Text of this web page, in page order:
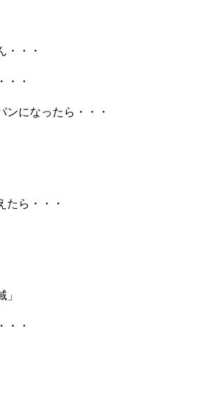
・・・
・・
ンになったら・・・
たら・・・
・・